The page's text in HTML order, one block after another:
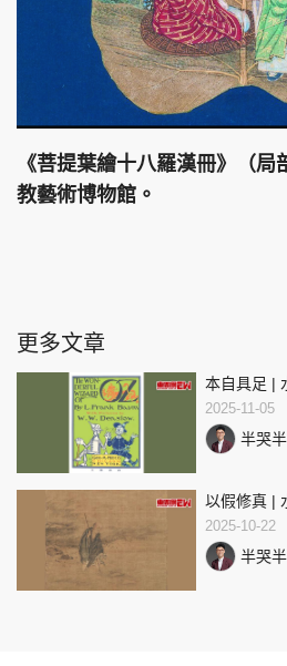
《菩提葉繪十八羅漢冊》（
教藝術博物館。
更多文章
本自具足 |
2025-11-05
半哭
以假修真 |
2025-10-22
半哭